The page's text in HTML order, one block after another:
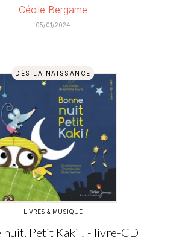
Cécile Bergame
05/01/2024
DÈS LA NAISSANCE
LIVRES & MUSIQUE
nuit, Petit Kaki ! - livre-CD